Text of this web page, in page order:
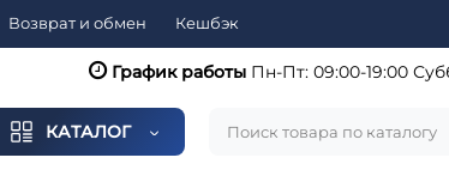
Возврат и обмен Кешбэк
КАТАЛОГ
График работыПн-Пт: 09:00-19:00